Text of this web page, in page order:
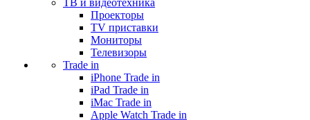
ТВ и видеотехника
Проекторы
TV приставки
Мониторы
Телевизоры
Trade in
iPhone Trade in
iPad Trade in
iMac Trade in
Apple Watch Trade in